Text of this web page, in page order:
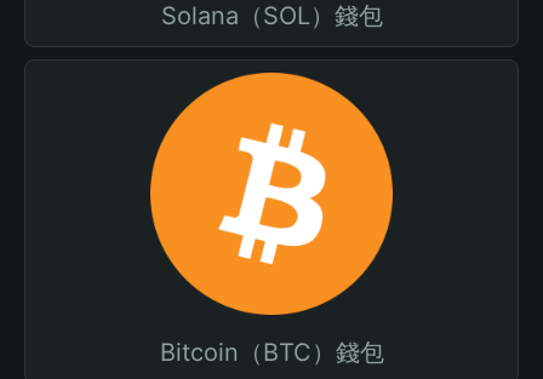
Solana（SOL）錢包
Bitcoin（BTC）錢包